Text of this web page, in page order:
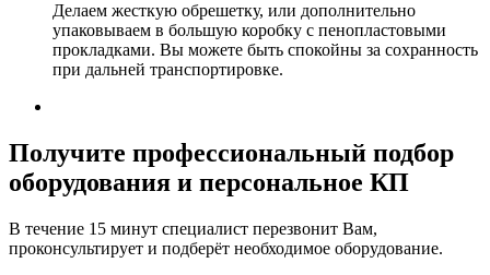
Делаем жесткую обрешетку, или дополнительно
упаковываем в большую коробку с пенопластовыми
прокладками. Вы можете быть спокойны за сохранность
при дальней транспортировке.
Получите профессиональный подбор
оборудования и персональное КП
В течение 15 минут специалист перезвонит Вам,
проконсультирует и подберёт необходимое оборудование.